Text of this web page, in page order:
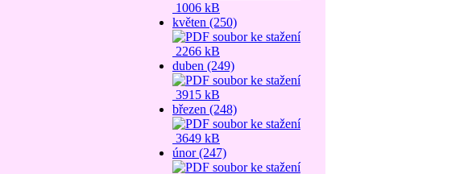
1006 kB
květen (250)
2266 kB
duben (249)
3915 kB
březen (248)
3649 kB
únor (247)